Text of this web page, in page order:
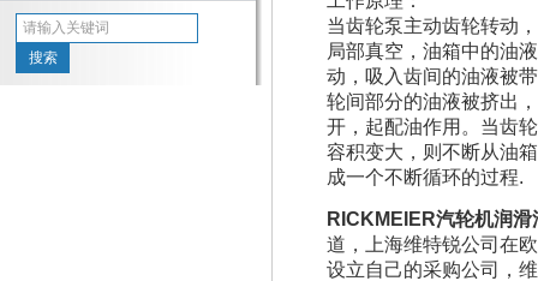
当齿轮泵主动齿轮转动
局部真空，油箱中的油
动，吸入齿间的油液被
轮间部分的油液被挤出
开，起配油作用。当齿
容积变大，则不断从油
成一个不断循环的过程.
RICKMEIER汽轮机润
道，上海维特锐公司在
设立自己的采购公司，